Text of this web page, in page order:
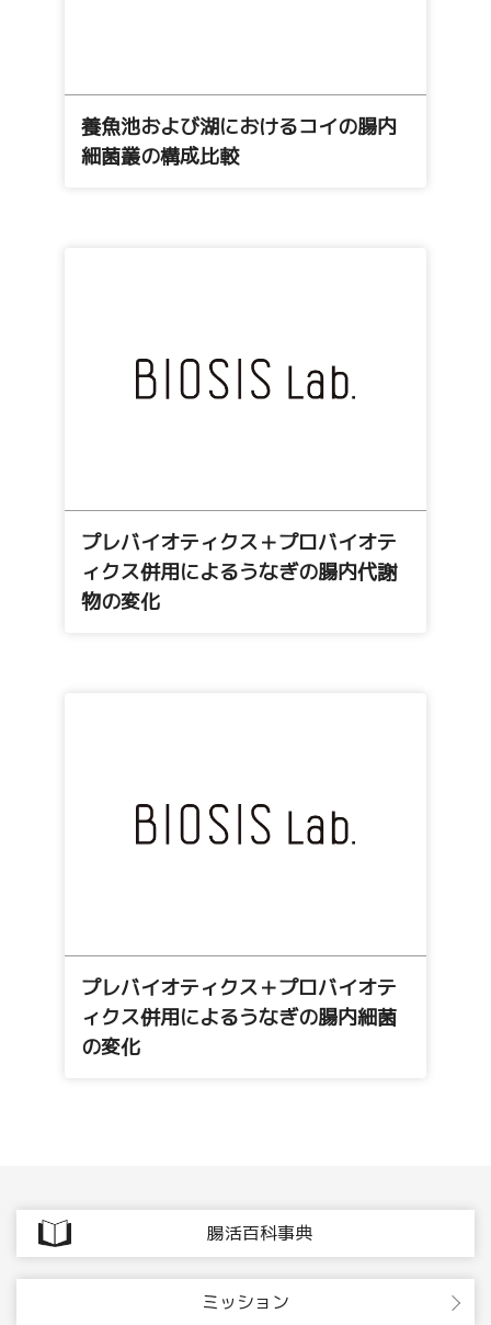
養魚池および湖におけるコイの腸内
細菌叢の構成比較
プレバイオティクス＋プロバイオテ
ィクス併用によるうなぎの腸内代謝
物の変化
プレバイオティクス＋プロバイオテ
ィクス併用によるうなぎの腸内細菌
の変化
腸活百科事典
ミッション